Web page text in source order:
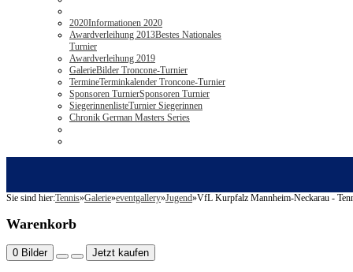
2020Informationen 2020
Awardverleihung 2013Bestes Nationales
Turnier
Awardverleihung 2019
GalerieBilder Troncone-Turnier
TermineTerminkalender Troncone-Turnier
Sponsoren TurnierSponsoren Turnier
SiegerinnenlisteTurnier Siegerinnen
Chronik German Masters Series
Sie sind hier:Tennis»Galerie»eventgallery»Jugend»VfL Kurpfalz Mannheim-Neckarau -
Warenkorb
0 Bilder Jetzt kaufen